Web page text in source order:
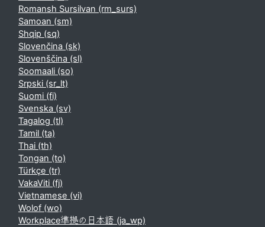
Romansh Sursilvan ‎(rm_surs)‎
Samoan ‎(sm)‎
Shqip ‎(sq)‎
Slovenčina ‎(sk)‎
Slovenščina ‎(sl)‎
Soomaali ‎(so)‎
Srpski ‎(sr_lt)‎
Suomi ‎(fi)‎
Svenska ‎(sv)‎
Tagalog ‎(tl)‎
Tamil ‎(ta)‎
Thai ‎(th)‎
Tongan ‎(to)‎
Türkçe ‎(tr)‎
VakaViti ‎(fj)‎
Vietnamese ‎(vi)‎
Wolof ‎(wo)‎
Workplace準拠の日本語 ‎(ja_wp)‎